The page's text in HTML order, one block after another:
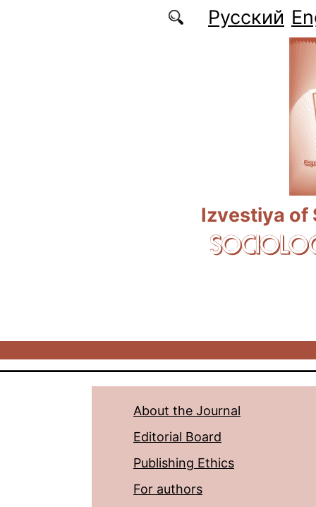
Русский
Izvestiya of
About the Journal
Editorial Board
Publishing Ethics
For authors